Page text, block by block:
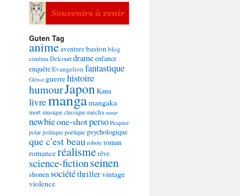
Guten Tag
animeaventurebaston blog
cinémaDelcourtdrameenfance
enquêteEvangelion fantastique
Glénat guerrehistoire
humourJapon Kana
livremangamangaka
mortmusique classiquemécha nanar
newbieone-shotperso Picquier
polar politique poétique psychologique
que c'est beaurobotsroman
romanceréalismerêve
science-fictionseinen
shonen sociététhrillervintage
violence